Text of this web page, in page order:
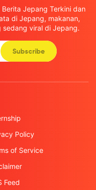
Jepang Terkini dan
di Jepang, makanan,
viral di Jepang.
Subscribe
Policy
of Service
Feed